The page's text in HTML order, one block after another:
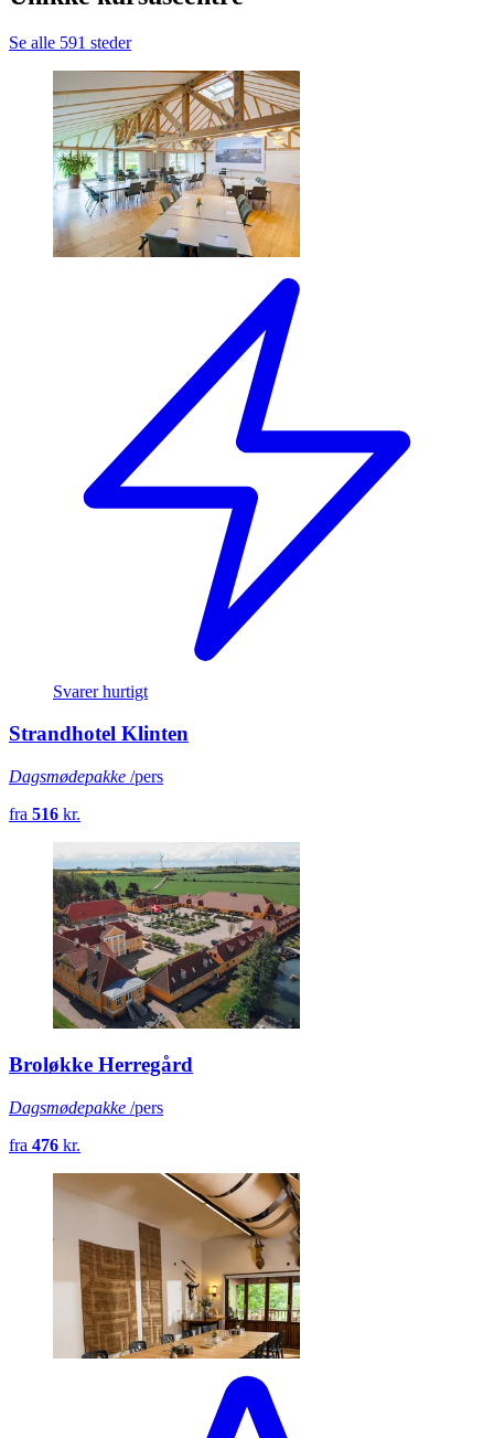
Se alle 591 steder
Svarer hurtigt
Strandhotel Klinten
Dagsmødepakke /pers
fra 516 kr.
Broløkke Herregård
Dagsmødepakke /pers
fra 476 kr.